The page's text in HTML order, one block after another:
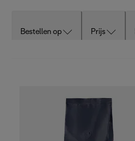
Bestellen op Prijs